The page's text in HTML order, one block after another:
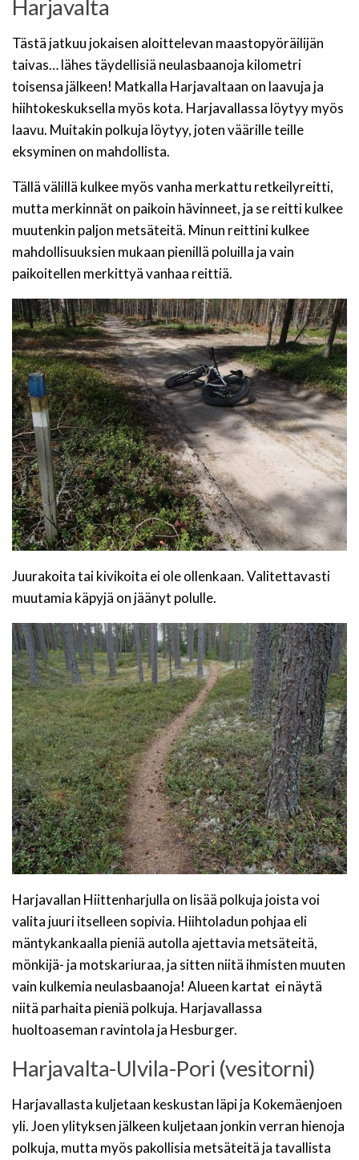
Harjavalta
Tästä jatkuu jokaisen aloittelevan maastopyöräilijän
taivas… lähes täydellisiä neulasbaanoja kilometri
toisensa jälkeen! Matkalla Harjavaltaan on laavuja ja
hiihtokeskuksella myös kota. Harjavallassa löytyy myös
laavu. Muitakin polkuja löytyy, joten väärille teille
eksyminen on mahdollista.
Tällä välillä kulkee myös vanha merkattu retkeilyreitti,
mutta merkinnät on paikoin hävinneet, ja se reitti kulkee
muutenkin paljon metsäteitä. Minun reittini kulkee
mahdollisuuksien mukaan pienillä poluilla ja vain
paikoitellen merkittyä vanhaa reittiä.
Juurakoita tai kivikoita ei ole ollenkaan. Valitettavasti
muutamia käpyjä on jäänyt polulle.
Harjavallan Hiittenharjulla on lisää polkuja joista voi
valita juuri itselleen sopivia. Hiihtoladun pohjaa eli
mäntykankaalla pieniä autolla ajettavia metsäteitä,
mönkijä- ja motskariuraa, ja sitten niitä ihmisten muuten
vain kulkemia neulasbaanoja! Alueen kartat ei näytä
niitä parhaita pieniä polkuja. Harjavallassa
huoltoaseman ravintola ja Hesburger.
Harjavalta-Ulvila-Pori (vesitorni)
Harjavallasta kuljetaan keskustan läpi ja Kokemäenjoen
yli. Joen ylityksen jälkeen kuljetaan jonkin verran hienoja
polkuja, mutta myös pakollisia metsäteitä ja tavallista